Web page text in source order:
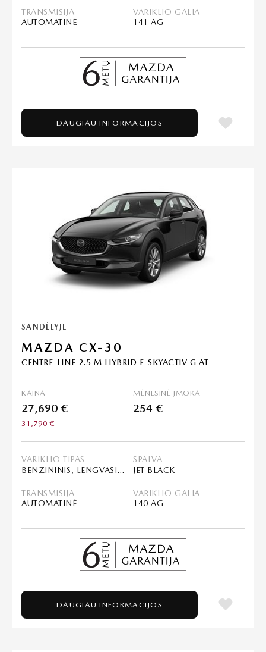
TRANSMISIJA
AUTOMATINĖ
VARIKLIO GALIA
141 AG
DAUGIAU INFORMACIJOS
SANDĖLYJE
MAZDA CX-30
CENTRE-LINE 2.5 M HYBRID E-SKYACTIV G AT
KAINA
27,690 €
31,790 €
MĖNESINĖ ĮMOKA
254 €
VARIKLIO TIPAS
BENZININIS, LENGVASIS HIBRIDAS (MHEV)
SPALVA
JET BLACK
TRANSMISIJA
AUTOMATINĖ
VARIKLIO GALIA
140 AG
DAUGIAU INFORMACIJOS